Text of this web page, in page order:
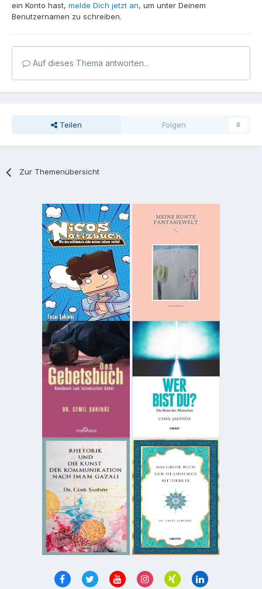
ein Konto hast, melde Dich jetzt an, um unter Deinem
Benutzernamen zu schreiben.
Auf dieses Thema antworten...
Teilen Folgen 0
Zur Themenübersicht